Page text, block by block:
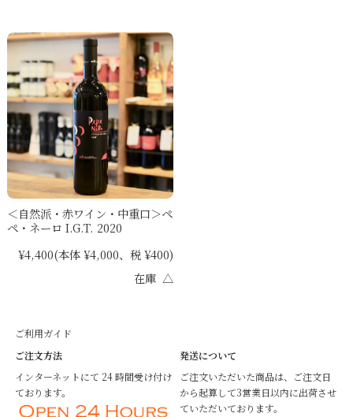
＜自然派・赤ワイン・中重口＞ペ
ペ・ネーロ I.G.T. 2020
¥4,400(本体 ¥4,000、税 ¥400)
在庫 △
ご利用ガイド
ご注文方法
インターネットにて 24 時間受け付け
ております。
発送について
ご注文いただいた商品は、ご注文日
から起算して3営業日以内に出荷させ
ていただいております。